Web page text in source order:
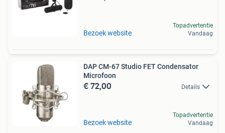
Bezoek website
Topadvertentie
Vandaag
DAP CM-67 Studio FET Condensator
Microfoon
€ 72,00 Details
Bezoek website
Topadvertentie
Vandaag